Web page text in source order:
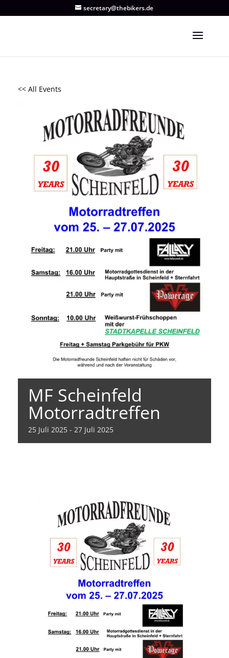
secretary@thebikers.de
<< All Events
MF Scheinfeld
Motorradtreffen
25 Juli 2025 - 27 Juli 2025